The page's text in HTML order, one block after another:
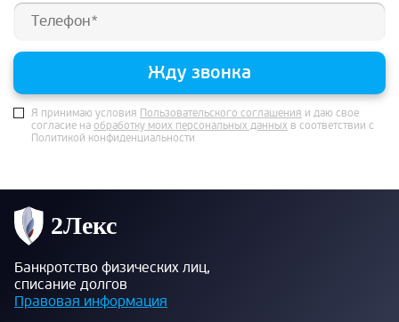
Жду звонка
Я принимаю условия Пользовательского соглашения и даю свое
согласие на обработку моих персональных данных в соответствии с
Политикой конфиденциальности
Банкротство физических лиц,
списание долгов
Правовая информация